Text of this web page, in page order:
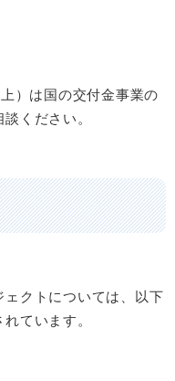
）は国の交付金事業の
ください。
クトについては、以下
ています。